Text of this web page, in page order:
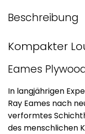
Beschreibung
Kompakter
Eames
In langjährigen
Ray Eames nach
verformtes
des menschlichen